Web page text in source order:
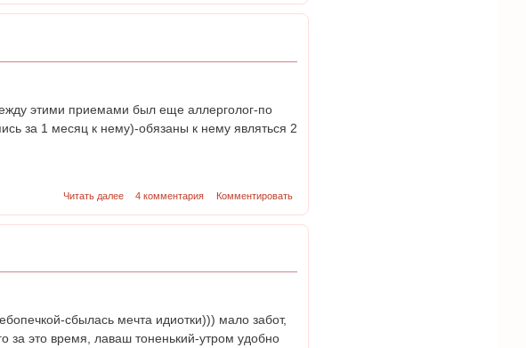
этими приемами был еще аллерголог-по
за 1 месяц к нему)-обязаны к нему являться 2
Читать далее 4 комментария Комментировать
сбылась мечта идиотки))) мало забот,
за это время, лаваш тоненький-утром удобно